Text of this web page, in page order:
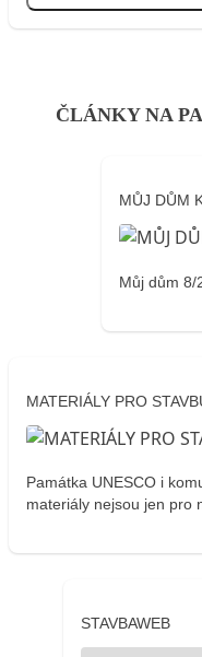
ČLÁNKY NA
MŮJ DŮM
Můj dům 8/
MATERIÁLY PRO
Památka UNESCO i
materiály nejsou jen pro
STAVBAWEB